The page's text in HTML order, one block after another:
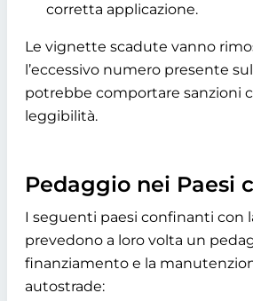
corretta applicazione.
Le vignette scadute vanno
l’eccessivo numero presente
potrebbe comportare sanzioni
leggibilità.
Pedaggio nei Paesi
I seguenti paesi confinanti con
prevedono a loro volta un
finanziamento e la
autostrade: